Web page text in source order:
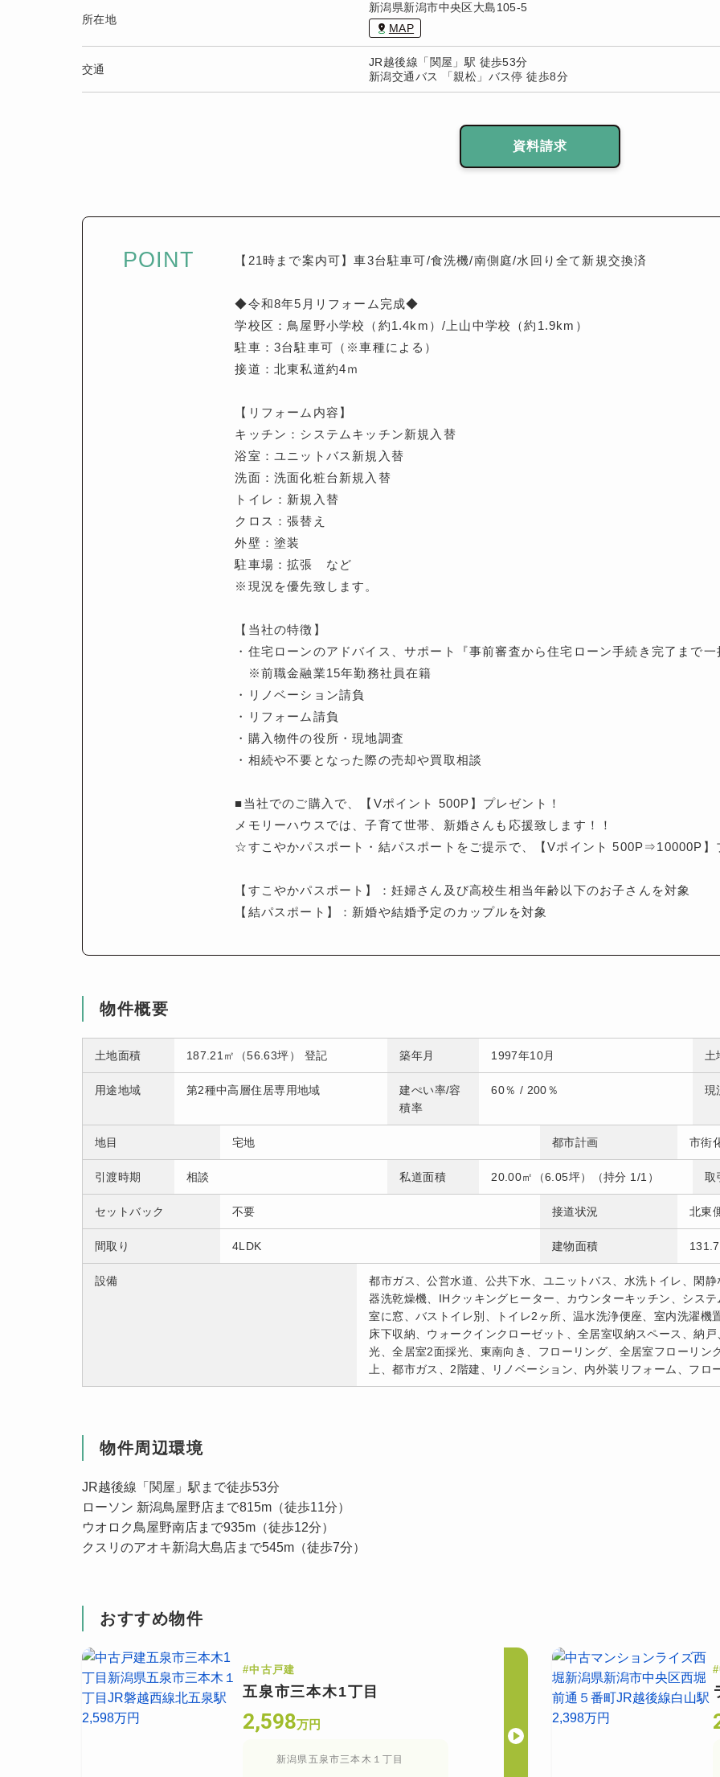
所在地
新潟県新潟市中央区大島105-5
MAP
交通
JR越後線「関屋」駅 徒歩53分
新潟交通バス 「親松」バス停 徒歩8分
資料請求
POINT 【21時まで案内可】車3台駐車可/食洗機/南側庭/水回り全て新規交換済
◆令和8年5月リフォーム完成◆
学校区：鳥屋野小学校（約1.4km）/上山中学校（約1.9km）
駐車：3台駐車可（※車種による）
接道：北東私道約4ｍ
【リフォーム内容】
キッチン：システムキッチン新規入替
浴室：ユニットバス新規入替
洗面：洗面化粧台新規入替
トイレ：新規入替
クロス：張替え
外壁：塗装
駐車場：拡張 など
※現況を優先致します。
【当社の特徴】
・住宅ローンのアドバイス、サポート『事前審査から住宅ローン手続き完了まで
※前職金融業15年勤務社員在籍
・リノベーション請負
・リフォーム請負
・購入物件の役所・現地調査
・相続や不要となった際の売却や買取相談
■当社でのご購入で、【Vポイント 500P】プレゼント！
メモリーハウスでは、子育て世帯、新婚さんも応援致します！！
☆すこやかパスポート・結パスポートをご提示で、【Vポイント 500P⇒10000P】
【すこやかパスポート】：妊婦さん及び高校生相当年齢以下のお子さんを対象
【結パスポート】：新婚や結婚予定のカップルを対象
物件概要
土地面積 187.21㎡（56.63坪） 登記 築年月 1997年10月 土
用途地域 第2種中高層住居専用地域
建ぺい率/容
積率
60％ / 200％ 現
地目 宅地 都市計画 市街
引渡時期 相談 私道面積 20.00㎡（6.05坪）（持分 1/1） 取
セットバック 不要 接道状況 北東
間取り 4LDK 建物面積
設備
都市ガス、公営水道、公共下水、ユニットバス、水洗トイレ、閑
器洗乾燥機、IHクッキングヒーター、カウンターキッチン、シス
室に窓、バストイレ別、トイレ2ヶ所、温水洗浄便座、室内洗濯
床下収納、ウォークインクローゼット、全居室収納スペース、納
光、全居室2面採光、東南向き、フローリング、全居室フローリ
上、都市ガス、2階建、リノベーション、内外装リフォーム、フロ
物件周辺環境
JR越後線「関屋」駅まで徒歩53分
ローソン 新潟鳥屋野店まで815m（徒歩11分）
ウオロク鳥屋野南店まで935m（徒歩12分）
クスリのアオキ新潟大島店まで545m（徒歩7分）
おすすめ物件
#中古戸建
五泉市三本木1丁目
2,598万円
新潟県五泉市三本木１丁目
#